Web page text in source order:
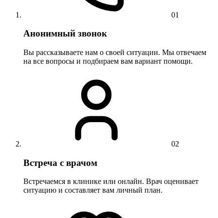
01
Анонимный звонок
Вы рассказываете нам о своей ситуации. Мы отвечаем
на все вопросы и подбираем вам вариант помощи.
02
Встреча с врачом
Встречаемся в клинике или онлайн. Врач оценивает
ситуацию и составляет вам личный план.